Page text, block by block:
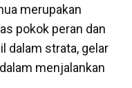
merupakan
pokok peran dan
dalam strata, gelar
menjalankan